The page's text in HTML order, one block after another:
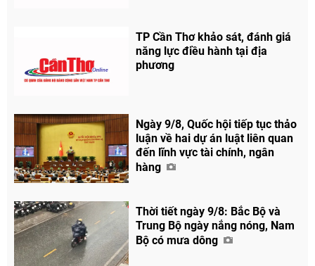
TP Cần Thơ khảo sát, đánh giá
năng lực điều hành tại địa
phương
Ngày 9/8, Quốc hội tiếp tục thảo
luận về hai dự án luật liên quan
đến lĩnh vực tài chính, ngân
hàng
Thời tiết ngày 9/8: Bắc Bộ và
Trung Bộ ngày nắng nóng, Nam
Bộ có mưa dông